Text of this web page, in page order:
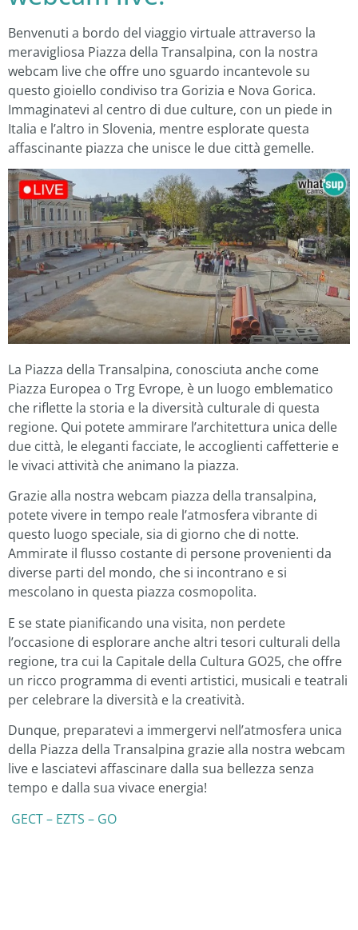
Benvenuti a bordo del viaggio virtuale attraverso la
meravigliosa Piazza della Transalpina, con la nostra
webcam live che offre uno sguardo incantevole su
questo gioiello condiviso tra Gorizia e Nova Gorica.
Immaginatevi al centro di due culture, con un piede in
Italia e l’altro in Slovenia, mentre esplorate questa
affascinante piazza che unisce le due città gemelle.
La Piazza della Transalpina, conosciuta anche come
Piazza Europea o Trg Evrope, è un luogo emblematico
che riflette la storia e la diversità culturale di questa
regione. Qui potete ammirare l’architettura unica delle
due città, le eleganti facciate, le accoglienti caffetterie e
le vivaci attività che animano la piazza.
Grazie alla nostra webcam piazza della transalpina,
potete vivere in tempo reale l’atmosfera vibrante di
questo luogo speciale, sia di giorno che di notte.
Ammirate il flusso costante di persone provenienti da
diverse parti del mondo, che si incontrano e si
mescolano in questa piazza cosmopolita.
E se state pianificando una visita, non perdete
l’occasione di esplorare anche altri tesori culturali della
regione, tra cui la Capitale della Cultura GO25, che offre
un ricco programma di eventi artistici, musicali e teatrali
per celebrare la diversità e la creatività.
Dunque, preparatevi a immergervi nell’atmosfera unica
della Piazza della Transalpina grazie alla nostra webcam
live e lasciatevi affascinare dalla sua bellezza senza
tempo e dalla sua vivace energia!
GECT – EZTS – GO